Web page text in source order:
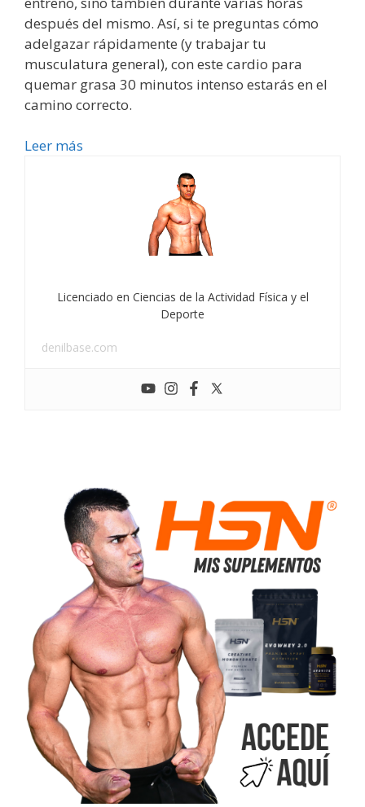
después del mismo. Así, si te preguntas cómo
adelgazar rápidamente (y trabajar tu
musculatura general), con este cardio para
quemar grasa 30 minutos intenso estarás en el
camino correcto.
Leer más
Licenciado en Ciencias de la Actividad Física y el
Deporte
denilbase.com